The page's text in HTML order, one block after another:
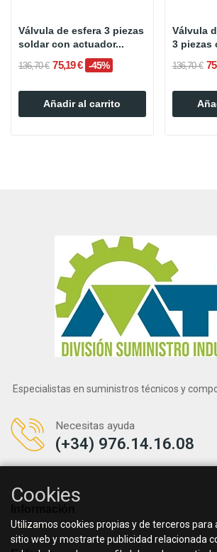
Válvula de esfera 3 piezas
soldar con actuador...
136,70 € 75,19 € -45%
Añadir al carrito
Válvula
3 piezas
136,70 €
Especialistas en suministros técnicos y
Necesitas ayuda
(+34) 976.14.16.08
Cookies
Utilizamos cookies propias y de terceros para
sitio web y mostrarte publicidad relacionada